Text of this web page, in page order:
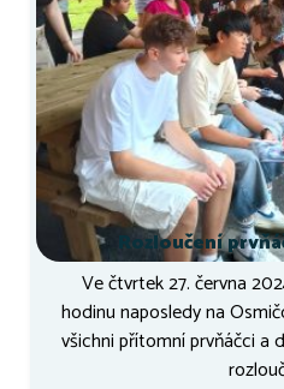
Rozloučení
Ve čtvrtek 27. června
hodinu naposledy na
všichni přítomní prvňáčci a